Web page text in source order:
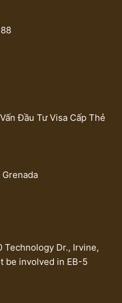
Đầu Tư Visa Cấp Thẻ
Technology Dr., Irvine,
be involved in EB-5